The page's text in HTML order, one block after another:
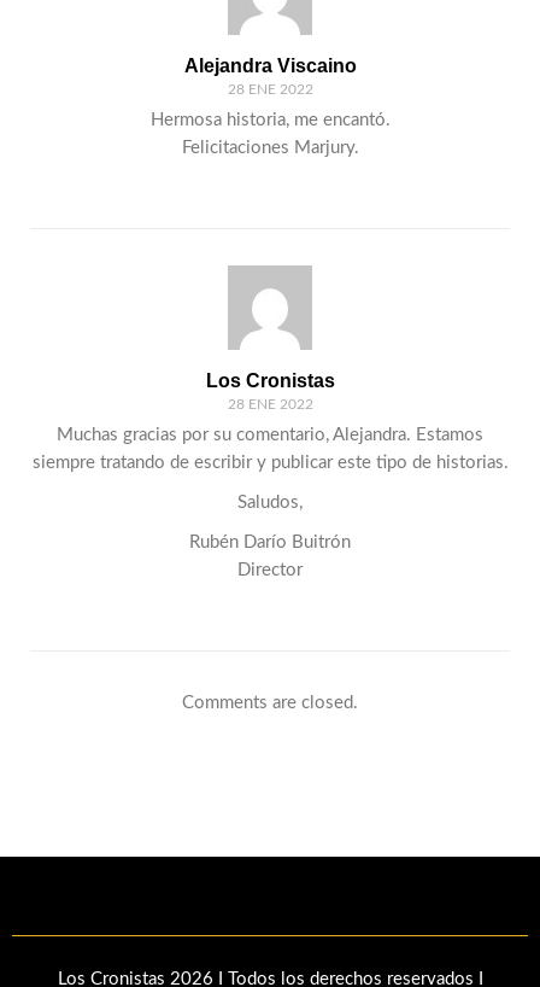
Alejandra Viscaino
28 ENE 2022
Hermosa historia, me encantó.
Felicitaciones Marjury.
Los Cronistas
28 ENE 2022
Muchas gracias por su comentario, Alejandra. Estamos
siempre tratando de escribir y publicar este tipo de historias.
Saludos,
Rubén Darío Buitrón
Director
Comments are closed.
Los Cronistas 2026 I Todos los derechos reservados I